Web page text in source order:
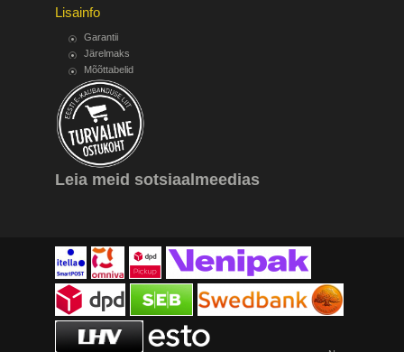
Lisainfo
Garantii
Järelmaks
Mõõttabelid
Leia meid sotsiaalmeedias